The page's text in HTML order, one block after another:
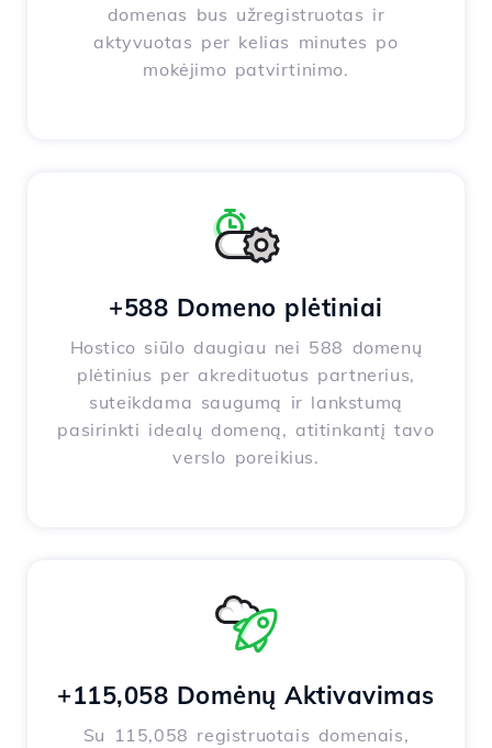
domenas bus užregistruotas ir
aktyvuotas per kelias minutes po
mokėjimo patvirtinimo.
+588 Domeno plėtiniai
Hostico siūlo daugiau nei 588 domenų
plėtinius per akredituotus partnerius,
suteikdama saugumą ir lankstumą
pasirinkti idealų domeną, atitinkantį tavo
verslo poreikius.
+115,058 Domėnų Aktivavimas
Su 115,058 registruotais domenais,